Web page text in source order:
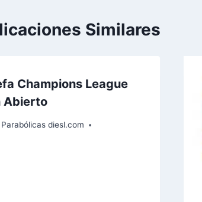
Similares
Champions League
Abierto
Parabólicas diesl.com